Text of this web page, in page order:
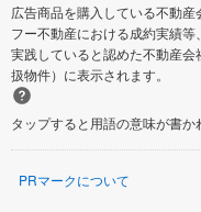
広告商品を購入している不動
フー不動産における成約実績
実践していると認めた不動産
扱物件）に表示されます。
タップすると用語の意味が書か
PRマークについて